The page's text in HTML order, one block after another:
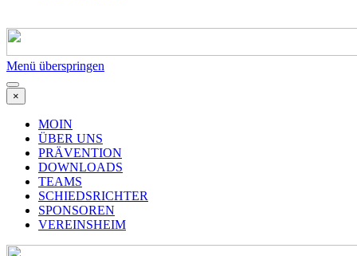
Menü überspringen
×
MOIN
ÜBER UNS
PRÄVENTION
DOWNLOADS
TEAMS
SCHIEDSRICHTER
SPONSOREN
VEREINSHEIM